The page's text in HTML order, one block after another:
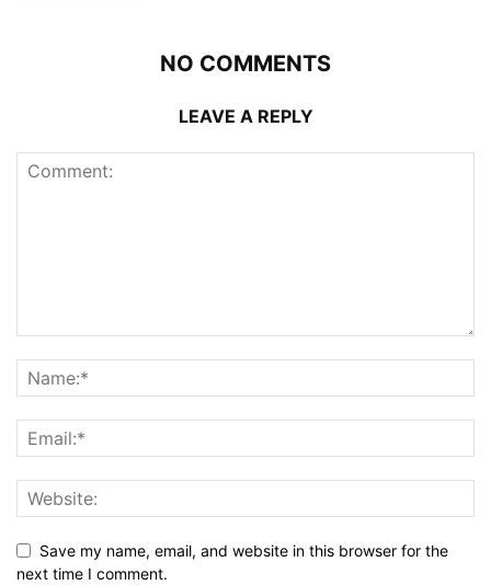
NO COMMENTS
LEAVE A REPLY
Save my name, email, and website in this browser for the
next time I comment.